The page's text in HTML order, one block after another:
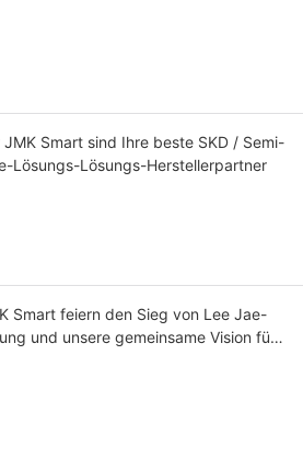
JMK Smart sind Ihre beste SKD / Semi-
Lösungs-Lösungs-Herstellerpartner
Smart feiern den Sieg von Lee Jae-
und unsere gemeinsame Vision für